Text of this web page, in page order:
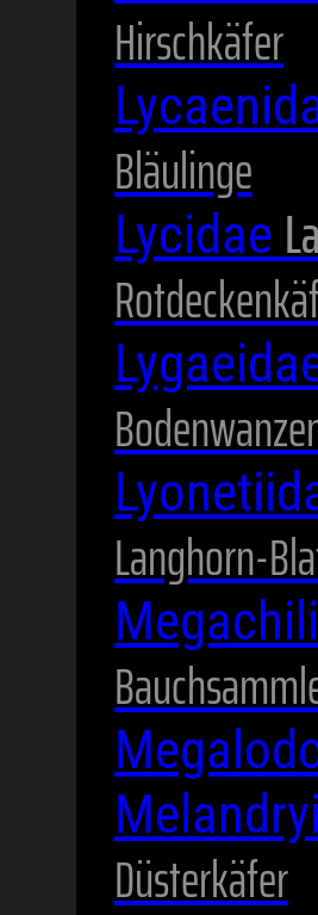
Hirschkäfer
Bläulinge
Lycidae
Langhorn-
Düsterkäfer